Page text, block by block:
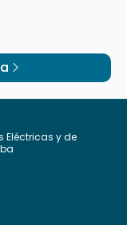
Eléctricas y de